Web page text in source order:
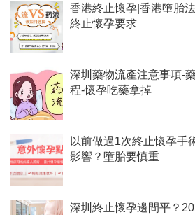
香港終止懷孕|香港墮胎
終止懷孕要求
深圳藥物流產注意事項-
程-懷孕吃藥拿掉
以前做過1次終止懷孕手
影響？墮胎要慎重
深圳終止懷孕邊間平？